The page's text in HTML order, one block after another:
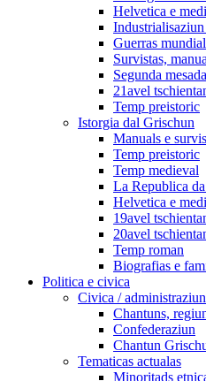
Helvetica e
Guerras
Survistas,
Segunda
21avel
Temp preistoric
Istorgia dal Grischun
Manuals e
Temp preistoric
Temp medieval
La Republica
Helvetica e
19avel
20avel
Temp roman
Biografias e
Politica e civica
Civica / administraziun
Chantuns,
Confederaziun
Chantun
Tematicas actualas
Minoritads